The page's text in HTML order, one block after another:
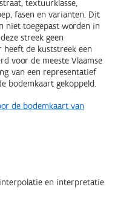
textuurklasse,
fasen en varianten. Dit
niet toegepast worden in
streek geen
de kuststreek een
voor de meeste Vlaamse
van een representatief
bodemkaart gekoppeld.
de bodemkaart van
en interpretatie.